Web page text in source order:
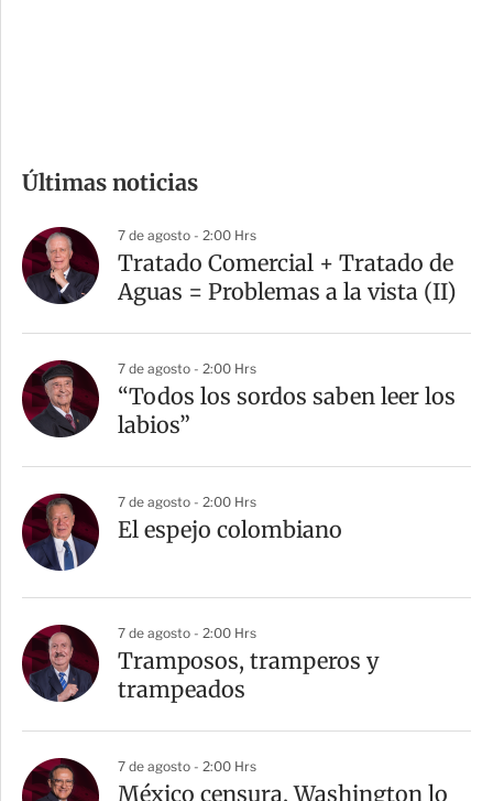
p
a
r
t
Últimas noticias
7 de agosto - 2:00 Hrs
Tratado Comercial + Tratado de
Aguas = Problemas a la vista (II)
7 de agosto - 2:00 Hrs
“Todos los sordos saben leer los
labios”
7 de agosto - 2:00 Hrs
El espejo colombiano
7 de agosto - 2:00 Hrs
Tramposos, tramperos y
trampeados
7 de agosto - 2:00 Hrs
México censura, Washington lo